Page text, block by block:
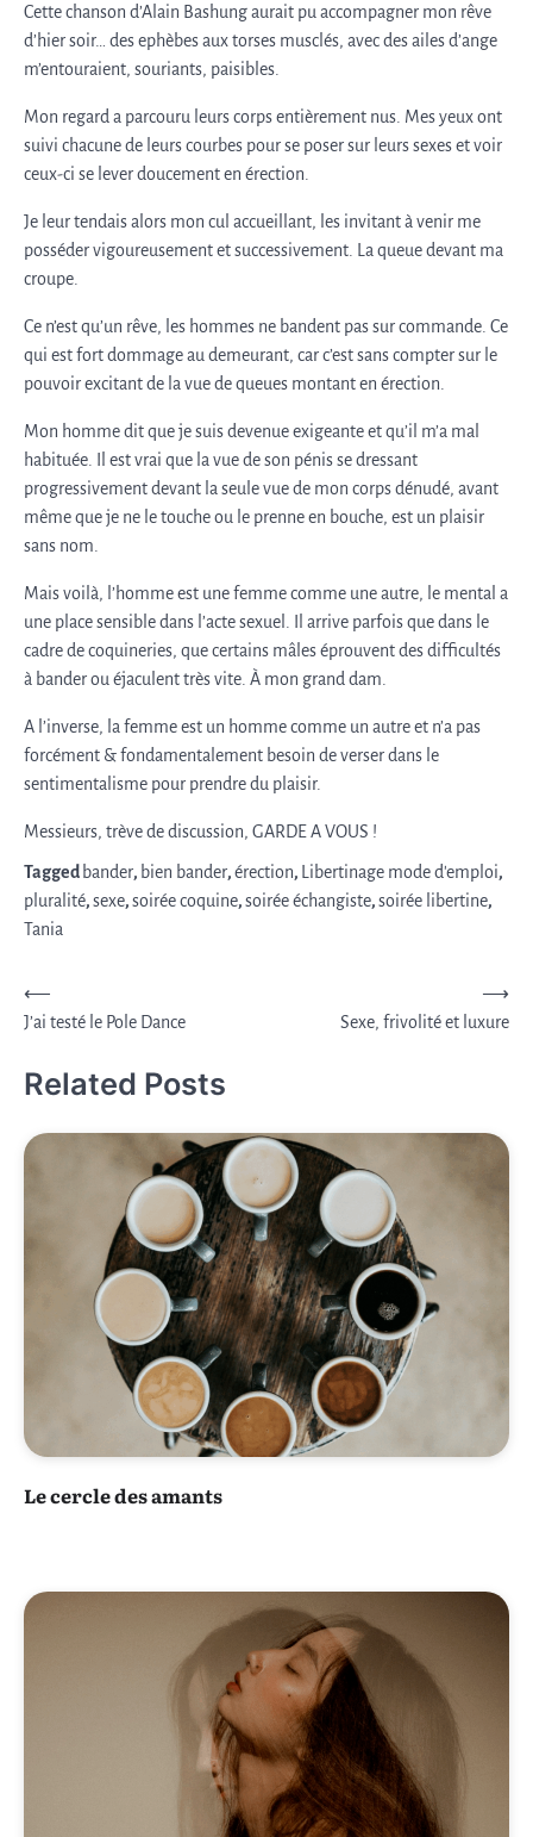
Cette chanson d’Alain Bashung aurait pu accompagner mon rêve
d’hier soir… des ephèbes aux torses musclés, avec des ailes d’ange
m’entouraient, souriants, paisibles.
Mon regard a parcouru leurs corps entièrement nus. Mes yeux ont
suivi chacune de leurs courbes pour se poser sur leurs sexes et voir
ceux-ci se lever doucement en érection.
Je leur tendais alors mon cul accueillant, les invitant à venir me
posséder vigoureusement et successivement. La queue devant ma
croupe.
Ce n’est qu’un rêve, les hommes ne bandent pas sur commande. Ce
qui est fort dommage au demeurant, car c’est sans compter sur le
pouvoir excitant de la vue de queues montant en érection.
Mon homme dit que je suis devenue exigeante et qu’il m’a mal
habituée. Il est vrai que la vue de son pénis se dressant
progressivement devant la seule vue de mon corps dénudé, avant
même que je ne le touche ou le prenne en bouche, est un plaisir
sans nom.
Mais voilà, l’homme est une femme comme une autre, le mental a
une place sensible dans l’acte sexuel. Il arrive parfois que dans le
cadre de coquineries, que certains mâles éprouvent des difficultés
à bander ou éjaculent très vite. À mon grand dam.
A l’inverse, la femme est un homme comme un autre et n’a pas
forcément & fondamentalement besoin de verser dans le
sentimentalisme pour prendre du plaisir.
Messieurs, trève de discussion, GARDE A VOUS !
Tagged bander, bien bander,érection, Libertinage mode d'emploi,
pluralité,sexe,soirée coquine,soirée échangiste,soirée libertine,
Tania
Post
navigation
⟵
J’ai testé le Pole Dance
Sexe, frivolité et luxure
⟶
Related Posts
Le cercle des amants